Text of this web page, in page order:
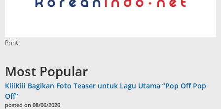
Print
Most Popular
KiiiKiii Bagikan Foto Teaser untuk Lagu Utama “Pop Off Pop
Off”
posted on 08/06/2026